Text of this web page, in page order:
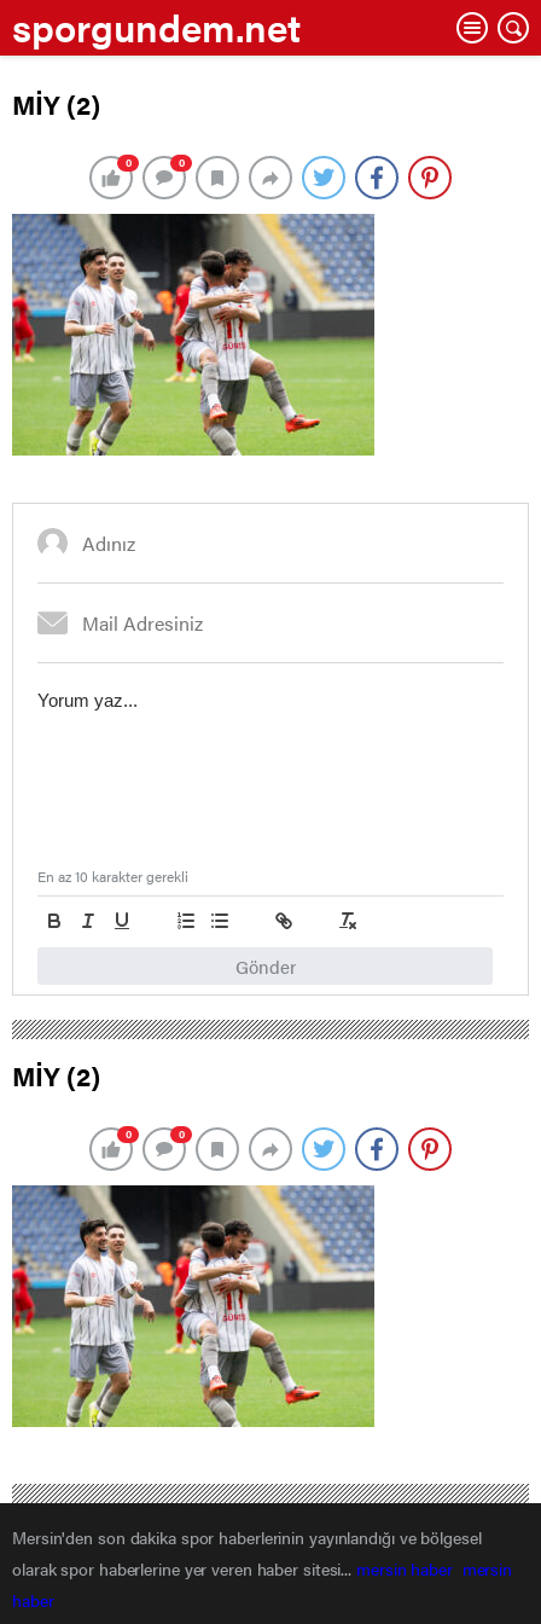
sporgundem.net
MİY (2)
0 0
Gönder
En az 10 karakter gerekli
MİY (2)
0 0
Mersin'den son dakika spor haberlerinin yayınlandığı ve bölgesel
olarak spor haberlerine yer veren haber sitesi... mersin haber mersin
haber